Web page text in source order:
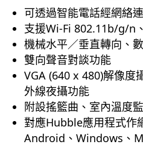
可透過智能電話經網絡
支援Wi-Fi 802.11b/g/n
機械水平／垂直轉向、
雙向聲音對談功能
VGA (640 x 480)解像度
外線夜攝功能
附設搖籃曲、室內溫度
對應Hubble應用程式作
Android、Windows、